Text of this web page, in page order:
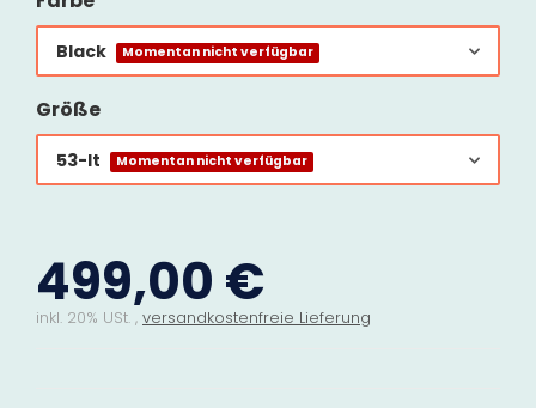
Black Momentan nicht verfügbar
Größe
53-lt Momentan nicht verfügbar
499,00 €
inkl. 20% USt. , versandkostenfreie Lieferung